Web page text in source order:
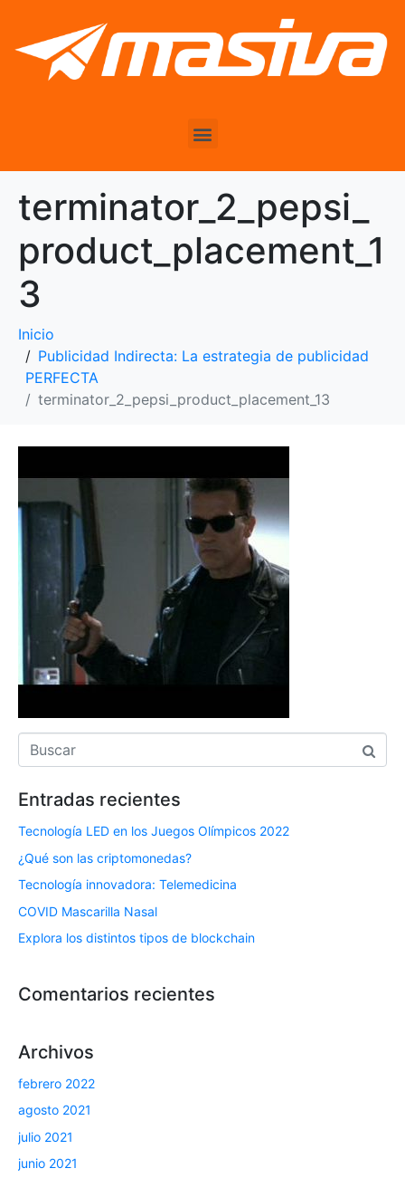
terminator_2_pepsi_
product_placement_1
3
Inicio
Publicidad Indirecta: La estrategia de publicidad
PERFECTA
terminator_2_pepsi_product_placement_13
Entradas recientes
Tecnología LED en los Juegos Olímpicos 2022
¿Qué son las criptomonedas?
Tecnología innovadora: Telemedicina
COVID Mascarilla Nasal
Explora los distintos tipos de blockchain
Comentarios recientes
Archivos
febrero 2022
agosto 2021
julio 2021
junio 2021